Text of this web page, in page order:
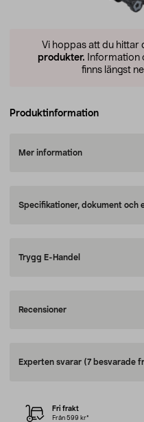
Vi hoppas att du hittar
produkter. Information
finns längst
Produktinformation
Mer information
Specifikationer, dokument och
Trygg E-Handel
Recensioner
Experten svarar (7 besvarade
Fri frakt
Från 599 kr*